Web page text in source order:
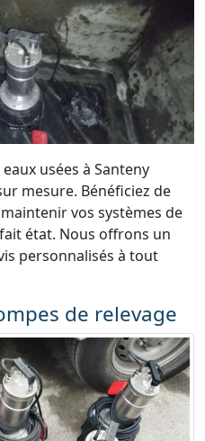
usées à Santeny
mesure. Bénéficiez de
vos systèmes de
état. Nous offrons un
personnalisés à tout
de relevage